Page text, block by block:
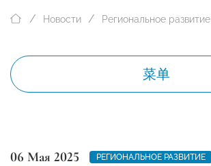
Новости Региональное развитие
菜单
06 Мая 2025
РЕГИОНАЛЬНОЕ РАЗВИТИЕ